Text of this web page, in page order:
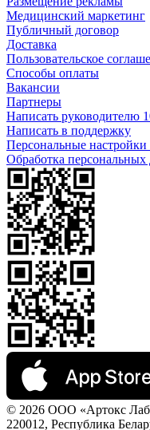
Медицинский маркетинг
Публичный договор
Доставка
Пользовательское
Способы оплаты
Вакансии
Партнеры
Написать руководителю
Написать в поддержку
Персональные настройки
Обработка
© 2026 ООО «Артокс
220012, Республика